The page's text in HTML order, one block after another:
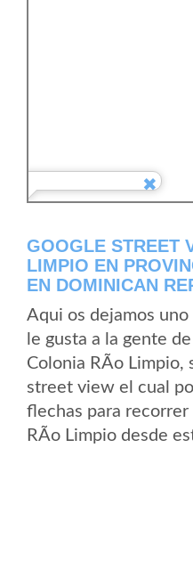
GOOGLE STREET
LIMPIO EN
EN DOMINICAN
Aqui os dejamos
le gusta a la gente
Colonia RÃ­o Limpio,
street view el cual
flechas para
RÃ­o Limpio desde